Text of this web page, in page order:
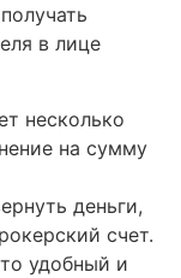
в лице
несколько
на сумму
деньги,
счет.
удобный и